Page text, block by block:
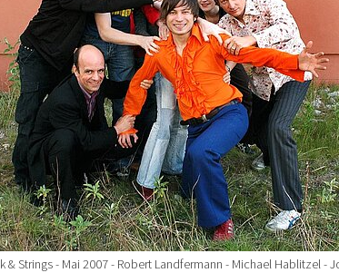
& Strings - Mai 2007 - Robert Landfermann - Michael Hablitzel -